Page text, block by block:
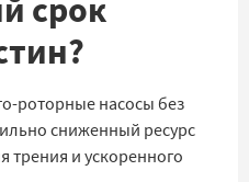
срок
роторные насосы без
сниженный ресурс
трения и ускоренного